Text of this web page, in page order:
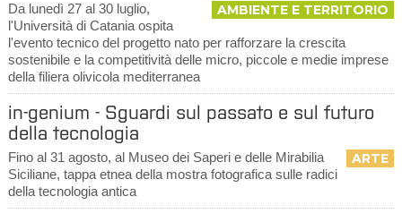
AMBIENTE E TERRITORIO
Da lunedì 27 al 30 luglio,
l'Università di Catania ospita
l'evento tecnico del progetto nato per rafforzare la crescita
sostenibile e la competitività delle micro, piccole e medie imprese
della filiera olivicola mediterranea
in-genium - Sguardi sul passato e sul futuro
della tecnologia
ARTE
Fino al 31 agosto, al Museo dei Saperi e delle Mirabilia
Siciliane, tappa etnea della mostra fotografica sulle radici
della tecnologia antica